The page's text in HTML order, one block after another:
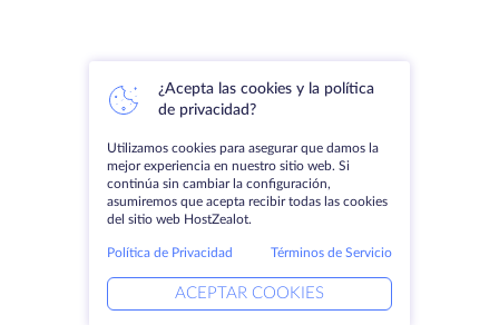
¿Acepta las cookies y la política
de privacidad?
Utilizamos cookies para asegurar que damos la
mejor experiencia en nuestro sitio web. Si
continúa sin cambiar la configuración,
asumiremos que acepta recibir todas las cookies
del sitio web HostZealot.
Política de Privacidad Términos de Servicio
ACEPTAR COOKIES